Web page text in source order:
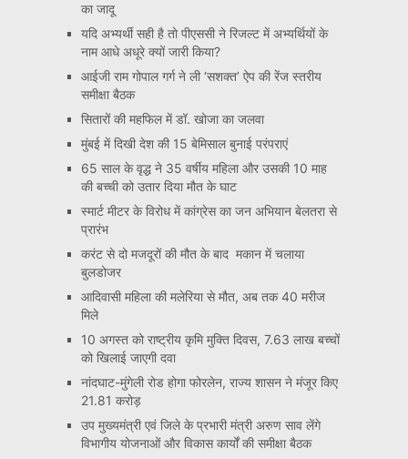
का जादू
यदि अभ्यर्थी सही है तो पीएससी ने रिजल्ट में अभ्यर्थियों के
नाम आधे अधूरे क्यों जारी किया?
आईजी राम गोपाल गर्ग ने ली ‘सशक्त’ ऐप की रेंज स्तरीय
समीक्षा बैठक
सितारों की महफिल में डॉ. खोजा का जलवा
मुंबई में दिखी देश की 15 बेमिसाल बुनाई परंपराएं
65 साल के वृद्ध ने 35 वर्षीय महिला और उसकी 10 माह
की बच्ची को उतार दिया मौत के घाट
स्मार्ट मीटर के विरोध में कांग्रेस का जन अभियान बेलतरा से
प्रारंभ
करंट से दो मजदूरों की मौत के बाद मकान में चलाया
बुलडोजर
आदिवासी महिला की मलेरिया से मौत, अब तक 40 मरीज
मिले
10 अगस्त को राष्ट्रीय कृमि मुक्ति दिवस, 7.63 लाख बच्चों
को खिलाई जाएगी दवा
नांदघाट-मुंगेली रोड होगा फोरलेन, राज्य शासन ने मंजूर किए
21.81 करोड़
उप मुख्यमंत्री एवं जिले के प्रभारी मंत्री अरुण साव लेंगे
विभागीय योजनाओं और विकास कार्यों की समीक्षा बैठक